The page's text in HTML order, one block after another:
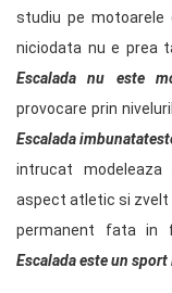
studiu pe motoarele
niciodata nu e prea
Escalada nu este
provocare prin
Escalada
intrucat modeleaza
aspect atletic si zvelt
permanent fata in
Escalada este un